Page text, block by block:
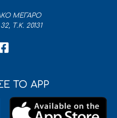
ΜΕΓΑΡΟ
Τ.Κ. 20131
ΤΟ APP